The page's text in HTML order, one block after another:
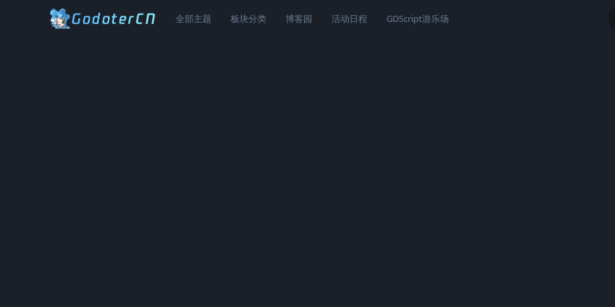
全部主题 板块分类 博客园 活动日程 GDScript游乐场